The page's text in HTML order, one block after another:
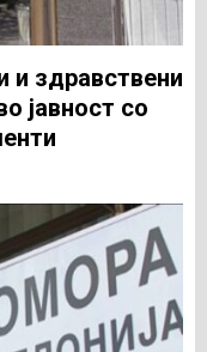
и здравствени
јавност со